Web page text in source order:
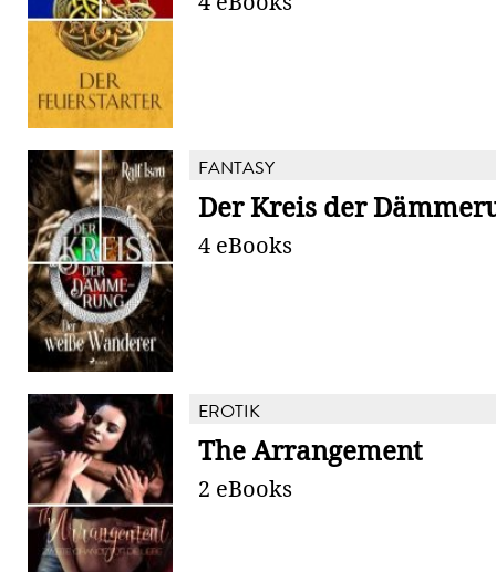
FANTASY
Der Kreis der
4 eBooks
EROTIK
The Arrangement
2 eBooks